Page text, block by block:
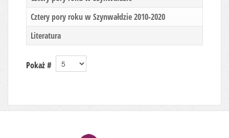
Cztery pory roku w Szynwałdzie 2010-2020
Literatura
Pokaż #